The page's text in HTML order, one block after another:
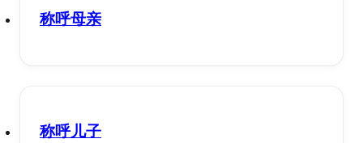
称呼母亲
称呼儿子